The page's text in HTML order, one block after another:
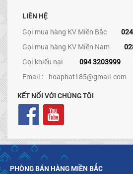
LIÊN HỆ
Gọi mua hàng KV Miền Bắc
Gọi mua hàng KV Miền Nam
Gọi khiếu nại
094 3203999
Email : hoaphat185@gmail.com
KẾT NỐI VỚI CHÚNG TÔI
PHÒNG BÁN HÀNG MIỀN BẮC